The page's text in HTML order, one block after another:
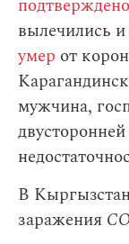
подтверждено
вылечились
умер от
мужчина,
В
заражения